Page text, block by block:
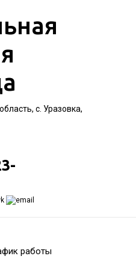
с. Уразовка,
работы